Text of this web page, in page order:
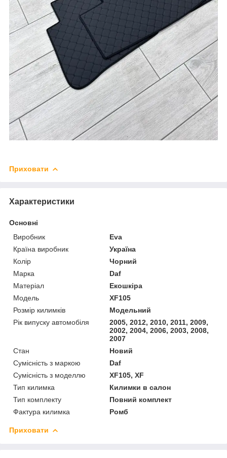
Приховати
Характеристики
Основні
Виробник
Eva
Країна виробник
Україна
Колір
Чорний
Марка
Daf
Матеріал
Екошкіра
Модель
XF105
Розмір килимків
Модельний
Рік випуску автомобіля
2005, 2012, 2010, 2011, 2009,
2002, 2004, 2006, 2003, 2008,
2007
Стан
Новий
Сумісність з маркою
Daf
Сумісність з моделлю
XF105, XF
Тип килимка
Килимки в салон
Тип комплекту
Повний комплект
Фактура килимка
Ромб
Приховати